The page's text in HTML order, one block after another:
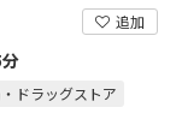
追加
ドラッグストア